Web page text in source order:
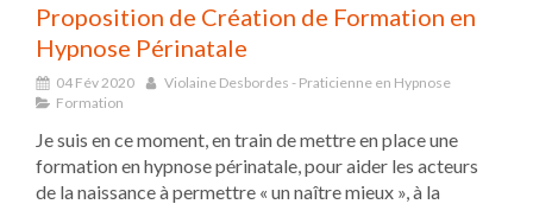
Proposition de Création de Formation en
Hypnose Périnatale
04 Fév 2020
Violaine Desbordes - Praticienne en Hypnose
Formation
Je suis en ce moment, en train de mettre en place une
formation en hypnose périnatale, pour aider les acteurs
de la naissance à permettre « un naître mieux », à la